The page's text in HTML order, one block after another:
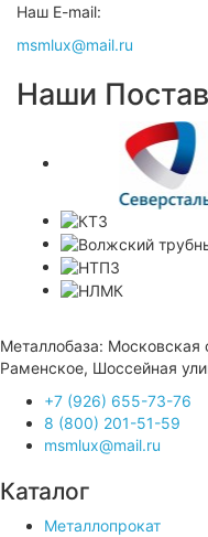
Наш E-mail:
msmlux@mail.ru
Наши
Металлобаза: Московская
Раменское, Шоссейная
+7 (926) 655-73-76
8 (800) 201-51-59
msmlux@mail.ru
Каталог
Металлопрокат